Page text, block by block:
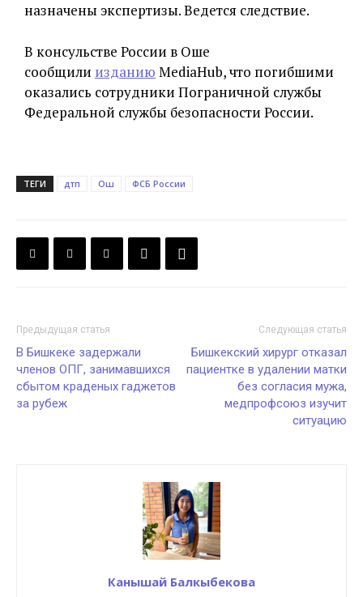
назначены экспертизы. Ведется следствие.
В консульстве России в Оше
сообщили изданию MediaHub, что погибшими
оказались сотрудники Пограничной службы
Федеральной службы безопасности России.
ТЕГИ дтп Ош ФСБ России
Предыдущая статья
В Бишкеке задержали
членов ОПГ, занимавшихся
сбытом краденых гаджетов
за рубеж
Следующая статья
Бишкекский хирург отказал
пациентке в удалении матки
без согласия мужа,
медпрофсоюз изучит
ситуацию
Канышай Балкыбекова